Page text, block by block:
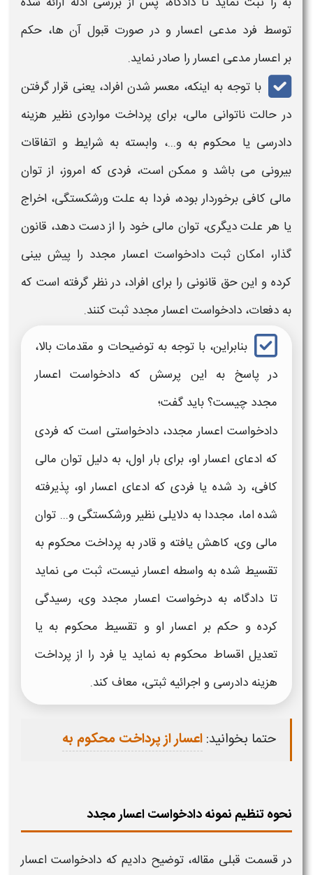
توسط فرد مدعی اعسارو در صورت قبول آن ها، حکم
براعسارمدعی اعساررا صادر نماید.
با توجه به اینکه، معسرشدن افراد، یعنی قرار گرفتن
در حالت ناتوانی مالی، برای پرداخت مواردی نظیر هزینه
دادرسی یا محکوم به و...، وابسته به شرایط و اتفاقات
بیرونی می باشد و ممکن است، فردی که امروز، از توان
مالی کافی برخوردار بوده، فردا به علت ورشکستگی، اخراج
یا هر علت دیگری، توان مالی خود را از دست دهد، قانون
گذار، امکان ثبت دادخواست اعسار مجدد را پیش بینی
کرده و این حق قانونی را برای افراد، در نظر گرفته است که
به دفعات، دادخواست اعسار مجدد ثبت کنند.
بنابراین، با توجه به توضیحات و مقدمات بالا،
در پاسخ به این پرسش که دادخواست اعسار
مجدد چیست؟ باید گفت؛
دادخواست اعسار مجدد،دادخواستی است که فردی
که ادعای اعساراو، برای بار اول، به دلیل توان مالی
کافی، رد شده یا فردی که ادعای اعسار او، پذیرفته
شده اما، مجددا به دلایلی نظیر ورشکستگی و... توان
مالی وی، کاهش یافته و قادر به پرداخت محکوم به
تقسیط شده به واسطه اعسارنیست، ثبت می نماید
تا دادگاه، به درخواست اعسار مجدد وی، رسیدگی
کرده و حکم بر اعساراو و تقسیط محکوم به یا
تعدیل اقساط محکوم به نماید یا فرد را از پرداخت
هزینه دادرسی و اجرائیه ثبتی، معاف کند.
حتما بخوانید:اعسار از پرداخت محکوم به
نحوه تنظیم نمونه دادخواست اعسار مجدد
در قسمت قبلی مقاله، توضیح دادیم که دادخواست اعسار